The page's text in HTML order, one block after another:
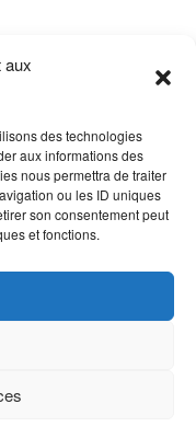
aux
des technologies
aux informations des
nous permettra de traiter
ou les ID uniques
son consentement peut
et fonctions.
?